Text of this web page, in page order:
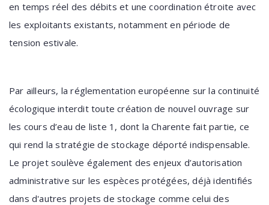
en temps réel des débits et une coordination étroite avec
les exploitants existants, notamment en période de
tension estivale.
Par ailleurs, la réglementation européenne sur la continuité
écologique interdit toute création de nouvel ouvrage sur
les cours d’eau de liste 1, dont la Charente fait partie, ce
qui rend la stratégie de stockage déporté indispensable.
Le projet soulève également des enjeux d’autorisation
administrative sur les espèces protégées, déjà identifiés
dans d'autres projets de stockage comme celui des